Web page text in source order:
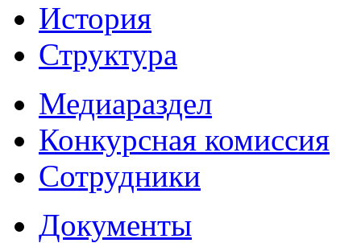
История
Структура
Медиараздел
Конкурсная комиссия
Сотрудники
Документы